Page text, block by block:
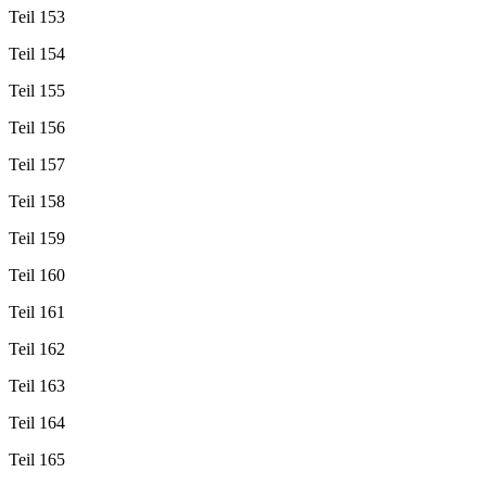
Teil 153
Teil 154
Teil 155
Teil 156
Teil 157
Teil 158
Teil 159
Teil 160
Teil 161
Teil 162
Teil 163
Teil 164
Teil 165